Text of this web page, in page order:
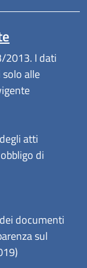
2013. I dati
alle
atti
di
documenti
sul